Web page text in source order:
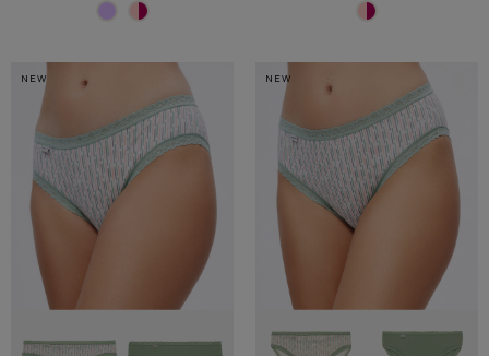
NEW NEW